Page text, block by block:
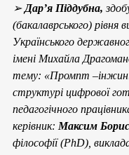
➢ Дар’я Піддубна,
(бакалаврського) рівня
Українського
імені Михайла
тему: «Промпт
структурі цифрової
педагогічного
керівник: Максим
філософії (PhD),